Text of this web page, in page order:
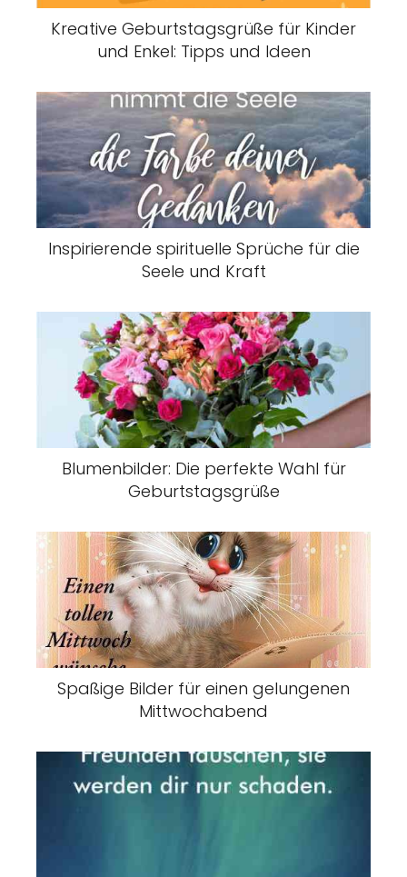
Kreative Geburtstagsgrüße für Kinder
und Enkel: Tipps und Ideen
Inspirierende spirituelle Sprüche für die
Seele und Kraft
Blumenbilder: Die perfekte Wahl für
Geburtstagsgrüße
Spaßige Bilder für einen gelungenen
Mittwochabend